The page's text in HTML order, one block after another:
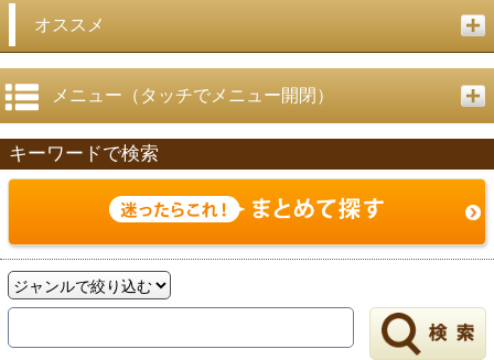
オススメ
メニュー（タッチでメニュー開閉）
キーワードで検索